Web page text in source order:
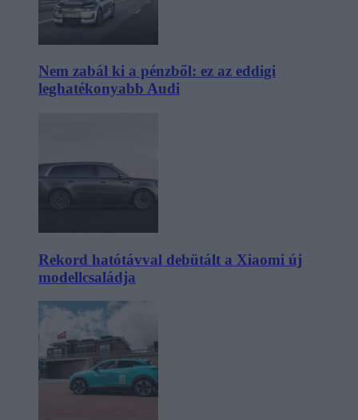
Nem zabál ki a pénzből: ez az eddigi
leghatékonyabb Audi
Rekord hatótávval debütált a Xiaomi új
modellcsaládja